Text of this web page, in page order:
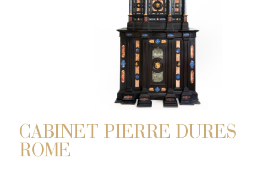
CABINET PIERRE DURES
ROME